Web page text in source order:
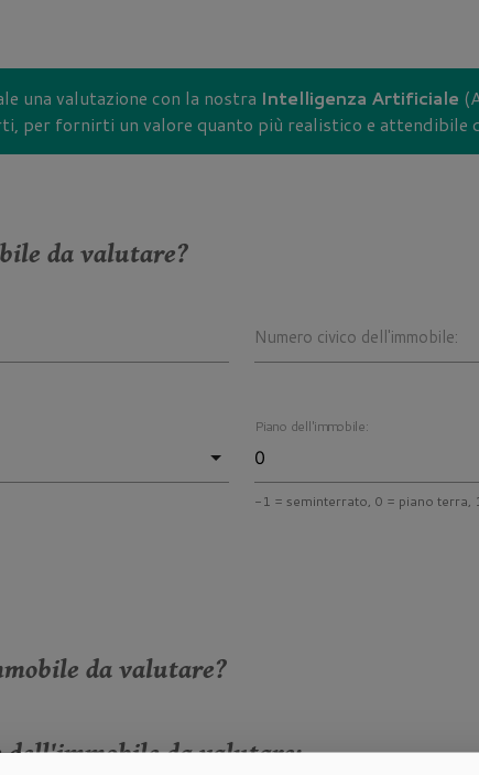
una valutazione con la nostra Intelligenza Artificiale
per fornirti un valore quanto più realistico e attendibile
da valutare?
Numero civico dell'immobile:
Piano dell'immobile:
-1 = seminterrato, 0 = piano terra,
da valutare?
da valutare: